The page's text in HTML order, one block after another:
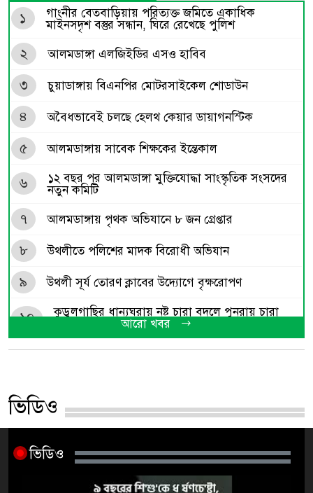
১
গাংনীর বেতবাড়িয়ায় পরিত্যক্ত জমিতে একাধিক
মাইনসদৃশ বস্তুর সন্ধান, ঘিরে রেখেছে পুলিশ
২ আলমডাঙ্গা এলজিইডির এসও হাবিব
৩ চুয়াডাঙ্গায় বিএনপির মোটরসাইকেল শোডাউন
৪ অবৈধভাবেই চলছে হেলথ কেয়ার ডায়াগনস্টিক
৫ আলমডাঙ্গায় সাবেক শিক্ষকের ইন্তেকাল
৬
১২ বছর পর আলমডাঙ্গা মুক্তিযোদ্ধা সাংস্কৃতিক সংসদের
নতুন কমিটি
৭ আলমডাঙ্গায় পৃথক অভিযানে ৮ জন গ্রেপ্তার
৮ উথলীতে পলিশের মাদক বিরোধী অভিযান
৯ উথলী সূর্য তোরণ ক্লাবের উদ্যোগে বৃক্ষরোপণ
১০
কুড়ুলগাছির ধান্যঘরায় নষ্ট চারা বদলে পুনরায় চারা
১১ শেখ হাসিনা গণহত্যাকারী হিসেবে কারাগারে যাবেন
১৩
আলমডাঙ্গার ঘোষবিলায় মাদ্রাসার শিশু শিক্ষার্থীকে
নিপীড়নের অভিযোগে শিক্ষক আটক
১৪ চুয়াডাঙ্গায় সাহিত্য পাঠের আসর ‘পদধ্বনি’ অনুষ্ঠিত
রাষ্ট্রীয় মর্যাদায় সমাহিত বীর মুক্তিযোদ্ধা নান্নু মিয়া
আরো খবর
ভিডিও
ভিডিও